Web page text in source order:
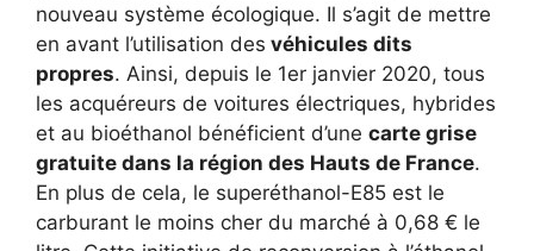
nouveau système écologique. Il s’agit de mettre
en avant l’utilisation des véhicules dits
propres. Ainsi, depuis le 1er janvier 2020, tous
les acquéreurs de voitures électriques, hybrides
et au bioéthanol bénéficient d’une carte grise
gratuite dans la région des Hauts de France.
En plus de cela, le superéthanol-E85 est le
carburant le moins cher du marché à 0,68 € le